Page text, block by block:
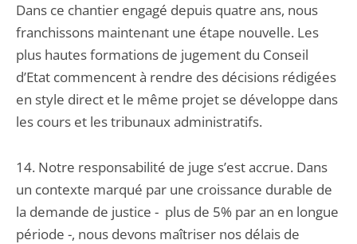
Dans ce chantier engagé depuis quatre ans, nous
franchissons maintenant une étape nouvelle. Les
plus hautes formations de jugement du Conseil
d’Etat commencent à rendre des décisions rédigées
en style direct et le même projet se développe dans
les cours et les tribunaux administratifs.
14. Notre responsabilité de juge s’est accrue. Dans
un contexte marqué par une croissance durable de
la demande de justice - plus de 5% par an en longue
période -, nous devons maîtriser nos délais de